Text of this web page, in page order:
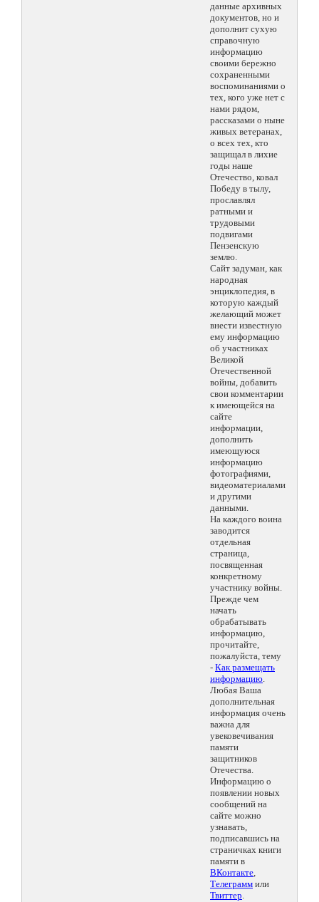
данные архивных
документов, но и
дополнит сухую
справочную
информацию
своими бережно
сохраненными
воспоминаниями о
тех, кого уже нет с
нами рядом,
рассказами о ныне
живых ветеранах,
о всех тех, кто
защищал в лихие
годы наше
Отечество, ковал
Победу в тылу,
прославлял
ратными и
трудовыми
подвигами
Пензенскую
землю.
Сайт задуман, как
народная
энциклопедия, в
которую каждый
желающий может
внести известную
ему информацию
об участниках
Великой
Отечественной
войны, добавить
свои комментарии
к имеющейся на
сайте
информации,
дополнить
имеющуюся
информацию
фотографиями,
видеоматериалами
и другими
данными.
На каждого воина
заводится
отдельная
страница,
посвященная
конкретному
участнику войны.
Прежде чем
начать
обрабатывать
информацию,
прочитайте,
пожалуйста, тему
- Как размещать
информацию.
Любая Ваша
дополнительная
информация очень
важна для
увековечивания
памяти
защитников
Отечества.
Информацию о
появлении новых
сообщений на
сайте можно
узнавать,
подписавшись на
страничках книги
памяти в
ВКонтакте,
Телеграмм или
Твиттер.